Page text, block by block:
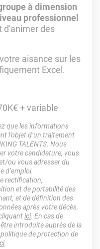
à dimension
professionnel
d'animer des
aisance sur les
Excel.
+ variable
que les informations
l’objet d’un traitement
TALENTS. Nous
votre candidature, vous
ou vous adresser du
d’emploi.
rectification,
et de portabilité des
et de définition des
après votre décès.
ici. En cas de
introduite auprès de la
de protection de
.